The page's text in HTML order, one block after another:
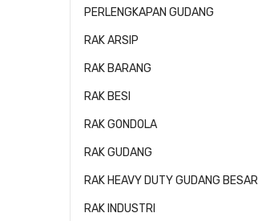
PERLENGKAPAN GUDANG
RAK ARSIP
RAK BARANG
RAK BESI
RAK GONDOLA
RAK GUDANG
RAK HEAVY DUTY GUDANG BESAR
RAK INDUSTRI